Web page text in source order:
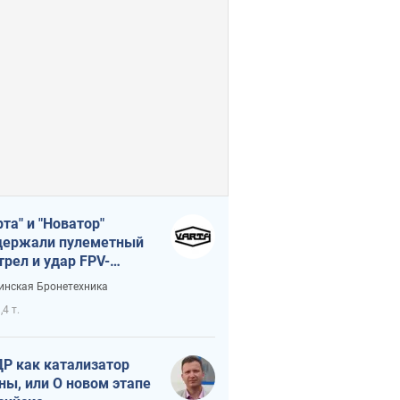
и "Новатор"
пулеметный
и удар FPV-
сохранив жизнь
Бронетехника
т.
как катализатор
или О новом этапе